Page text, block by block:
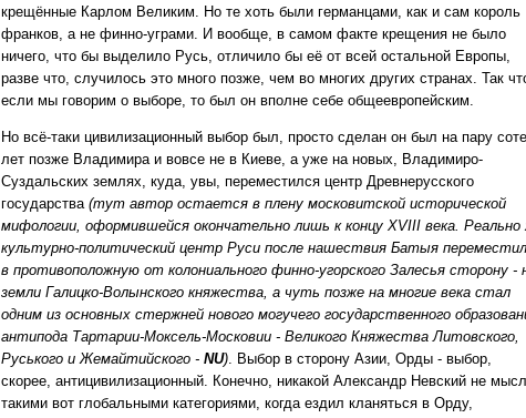
крещённые Карлом Великим. Но те хоть были германцами, как и сам король
франков, а не финно-уграми. И вообще, в самом факте крещения не было
ничего, что бы выделило Русь, отличило бы её от всей остальной Европы,
разве что, случилось это много позже, чем во многих других странах. Так
если мы говорим о выборе, то был он вполне себе общеевропейским.
Но всё-таки цивилизационный выбор был, просто сделан он был на пару
лет позже Владимира и вовсе не в Киеве, а уже на новых, Владимиро-
Суздальских землях, куда, увы, переместился центр Древнерусского
государства (тут автор остается в плену московитской исторической
мифологии, оформившейся окончательно лишь к концу XVIII века. Реально
культурно-политический центр Руси после нашествия Батыя
в противоположную от колониального финно-угорского Залесья сторону -
земли Галицко-Волынского княжества, а чуть позже на многие века стал
одним из основных стержней нового могучего государственного
антипода Тартарии-Моксель-Московии - Великого Княжества Литовского,
Руського и Жемайтийского - NU). Выбор в сторону Азии, Орды - выбор,
скорее, антицивилизационный. Конечно, никакой Александр Невский не
такими вот глобальными категориями, когда ездил кланяться в Орду,